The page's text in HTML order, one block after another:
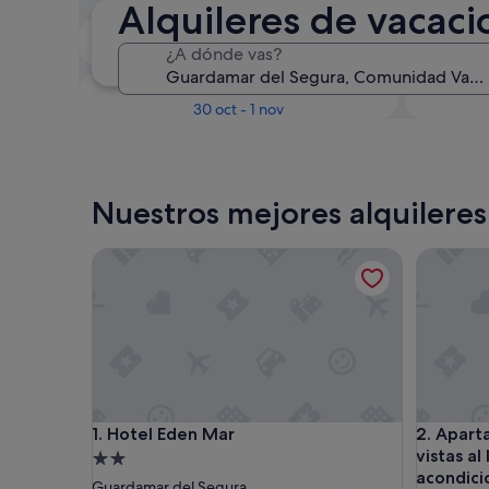
Alquileres de
¿A dónde vas?
En dos semanas
21 ago - 23 ago
Dentro de tres meses
30 oct - 1 nov
Nuestros mejores
1. Hotel Eden Mar
Hotel Eden Mar
Alojamiento
de
2.
vistas al